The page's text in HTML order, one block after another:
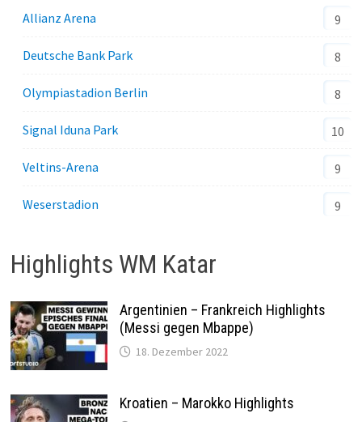
Allianz Arena 9
Deutsche Bank Park 8
Olympiastadion Berlin 8
Signal Iduna Park 10
Veltins-Arena 9
Weserstadion 9
Highlights WM Katar
Argentinien – Frankreich Highlights
(Messi gegen Mbappe)
18. Dezember 2022
Kroatien – Marokko Highlights